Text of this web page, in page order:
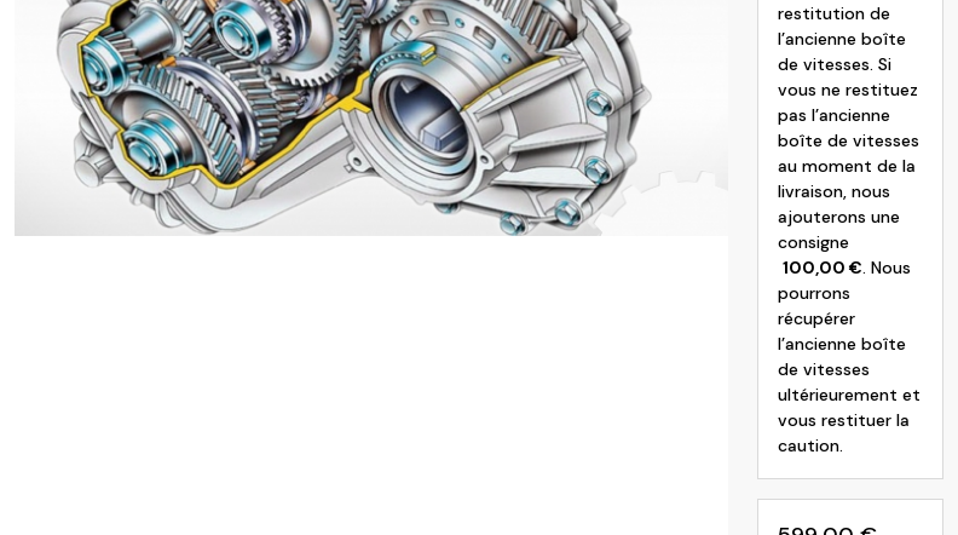
restitution de
l’ancienne boîte
de vitesses. Si
vous ne restituez
pas l’ancienne
boîte de vitesses
au moment de la
livraison, nous
ajouterons une
consigne
100,00 €. Nous
pourrons
récupérer
l’ancienne boîte
de vitesses
ultérieurement et
vous restituer la
caution.